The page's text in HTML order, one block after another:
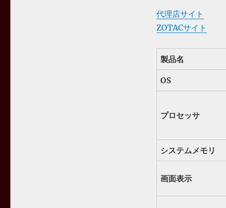
代理店サイト
ZOTACサイト
製品名
OS
プロセッサ
システムメモリ
画面表示